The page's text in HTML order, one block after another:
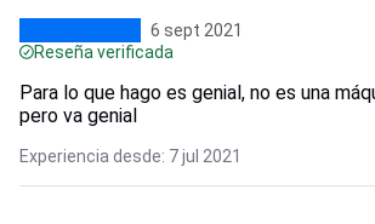
6 sept 2021
Reseña verificada
Para lo que hago es genial, no es una
pero va genial
Experiencia desde: 7 jul 2021